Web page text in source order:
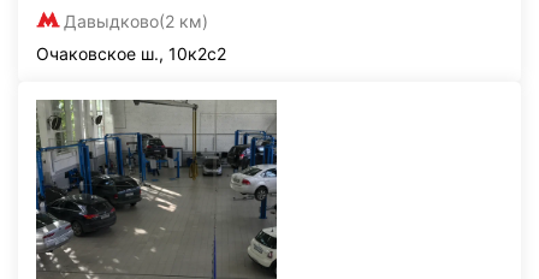
Давыдково(2 км)
Очаковское ш., 10к2с2